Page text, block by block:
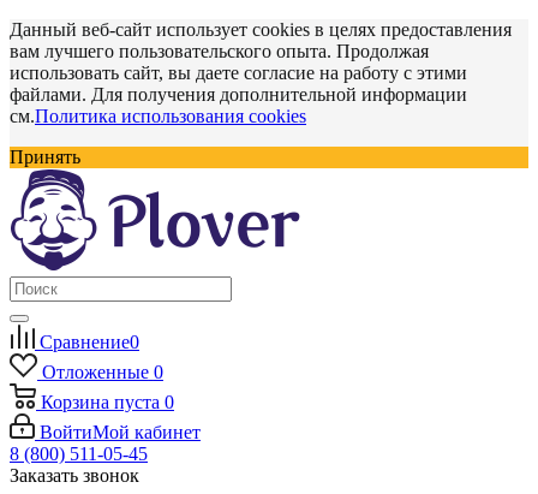
Данный веб-сайт использует cookies в целях предоставления
вам лучшего пользовательского опыта. Продолжая
использовать сайт, вы даете согласие на работу с этими
файлами. Для получения дополнительной информации
см.Политика использования cookies
Принять
Сравнение0
Отложенные 0
Корзина пуста 0
ВойтиМой кабинет
8 (800) 511-05-45
Заказать звонок